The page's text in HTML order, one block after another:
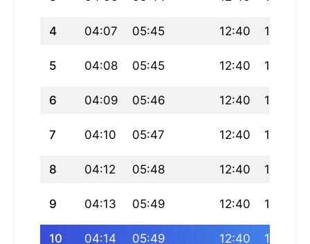
4 04:07 05:45 12:40 16:27
5 04:08 05:45 12:40 16:26
6 04:09 05:46 12:40 16:26
7 04:10 05:47 12:40 16:26
8 04:12 05:48 12:40 16:26
9 04:13 05:49 12:40 16:25
10 04:14 05:49 12:40 16:25